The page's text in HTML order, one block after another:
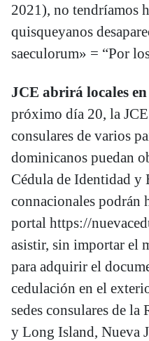
2021), no tendríamos
quisqueyanos
saeculorum» = “Por
JCE abrirá locales
próximo día 20, la
consulares de varios
dominicanos puedan
Cédula de Identidad y
connacionales podrán
portal https://
asistir, sin importar el
para adquirir el
cedulación en el
sedes consulares de
y Long Island, Nueva